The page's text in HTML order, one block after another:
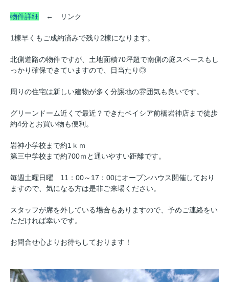
物件詳細 ← リンク
1棟早くもご成約済みで残り2棟になります。
北側道路の物件ですが、土地面積70坪超で南側の庭スペースもし
っかり確保できていますので、日当たり◎
周りの住宅は新しい建物が多く分譲地の雰囲気も良いです。
グリーンドーム近くで最近？できたベイシア前橋岩神店まで徒歩
約4分とお買い物も便利。
岩神小学校まで約1ｋｍ
第三中学校まで約700ｍと通いやすい距離です。
毎週土曜日曜 11：00～17：00にオープンハウス開催しており
ますので、気になる方は是非ご来場ください。
スタッフが席を外している場合もありますので、予めご連絡をい
ただければ幸いです。
お問合せ心よりお待ちしております！